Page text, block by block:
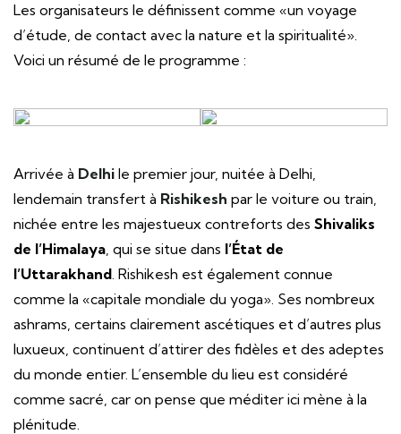
Les organisateurs le définissent comme «un voyage
d’étude, de contact avec la nature et la spiritualité».
Voici un résumé de le programme :
Arrivée à Delhi le premier jour, nuitée à Delhi,
lendemain transfert à Rishikesh par le voiture ou train,
nichée entre les majestueux contreforts des Shivaliks
de l’Himalaya, qui se situe dans l’État de
l’Uttarakhand. Rishikesh est également connue
comme la «capitale mondiale du yoga». Ses nombreux
ashrams, certains clairement ascétiques et d’autres plus
luxueux, continuent d’attirer des fidèles et des adeptes
du monde entier. L’ensemble du lieu est considéré
comme sacré, car on pense que méditer ici mène à la
plénitude.